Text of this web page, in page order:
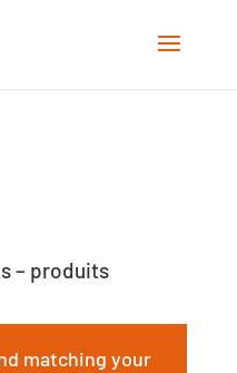
– produits
matching your